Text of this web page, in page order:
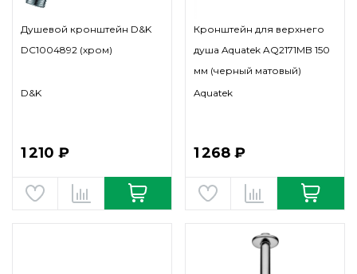
Душевой кронштейн D&K
DC1004892 (хром)
D&K
1 210 ₽
Кронштейн для верхнего
душа Aquatek AQ2171MB 150
мм (черный матовый)
Aquatek
1 268 ₽